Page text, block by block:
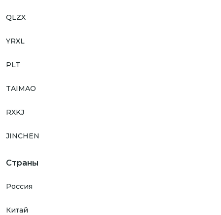
QLZX
YRXL
PLT
TAIMAO
RXKJ
JINCHEN
Страны
Россия
Китай